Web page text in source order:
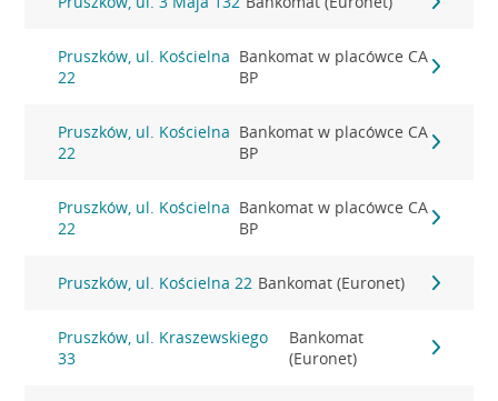
Pruszków, ul. Kościelna
22
Bankomat w placówce CA
BP
Pruszków, ul. Kościelna
22
Bankomat w placówce CA
BP
Pruszków, ul. Kościelna
22
Bankomat w placówce CA
BP
Pruszków, ul. Kościelna 22 Bankomat (Euronet)
Pruszków, ul. Kraszewskiego
33
Bankomat
(Euronet)